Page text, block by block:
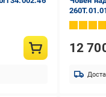
зелений
12